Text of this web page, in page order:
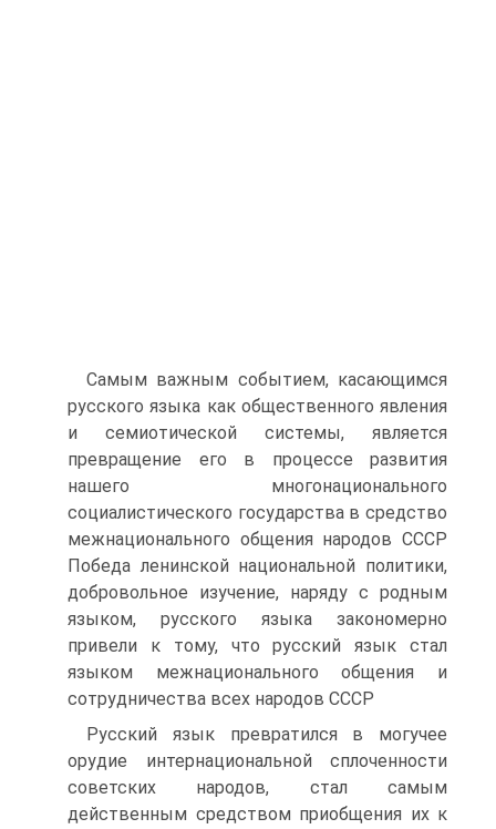
Самым важным событием, касающимся
русского языка как общественного явления
и семиотической системы, является
превращение его в процессе развития
нашего многонационального
социалистического государства в средство
межнационального общения народов СССР
Победа ленинской национальной политики,
добровольное изучение, наряду с родным
языком, русского языка закономерно
привели к тому, что русский язык стал
языком межнационального общения и
сотрудничества всех народов СССР
Русский язык превратился в могучее
орудие интернациональной сплоченности
советских народов, стал самым
действенным средством приобщения их к